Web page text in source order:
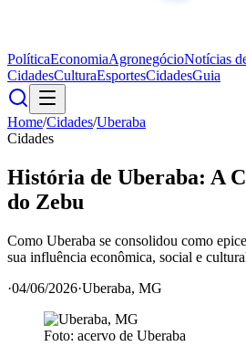
PolíticaEconomiaAgronegócioNotícias
CidadesCulturaEsportesCidadesGuia
Home/Cidades/Uberaba
Cidades
História de Uberaba: A
do Zebu
Como Uberaba se consolidou como
sua influência econômica, social e
·04/06/2026·Uberaba, MG
Foto: acervo de Uberaba